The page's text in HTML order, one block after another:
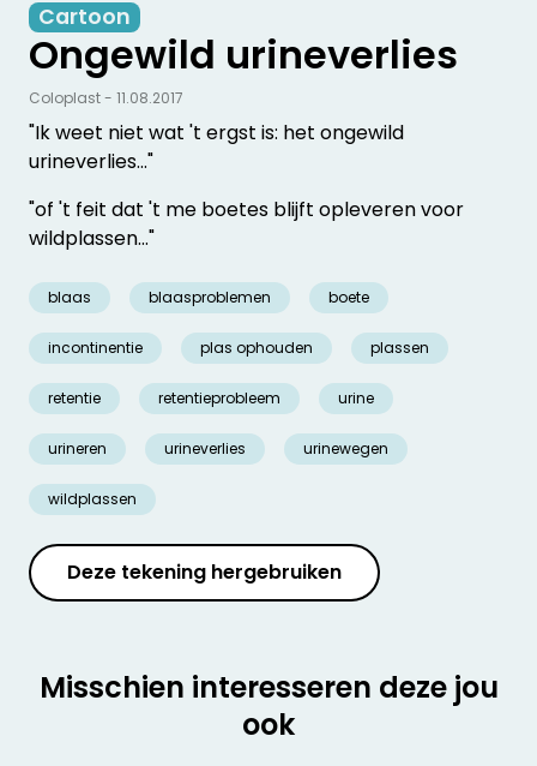
Cartoon
Ongewild urineverlies
"Ik weet niet wat 't ergst is: het ongewild
urineverlies..."
"of 't feit dat 't me boetes blijft opleveren voor
wildplassen..."
blaas blaasproblemen boete
incontinentie plas ophouden plassen
retentie retentieprobleem urine
urineren urineverlies urinewegen
wildplassen
Coloplast - 11.08.2017
Deze tekening hergebruiken
Misschien interesseren deze jou
ook